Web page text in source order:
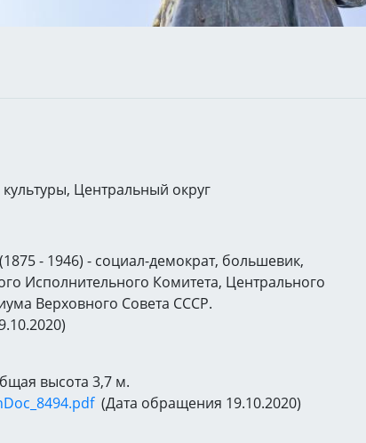
Центральный округ
- 1946) - социал-демократ, большевик,
Исполнительного Комитета, Центрального
Верховного Совета СССР.
высота 3,7 м.
(Дата обращения 19.10.2020)